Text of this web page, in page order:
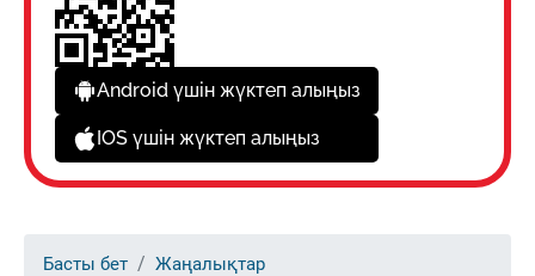
Android үшін жүктеп алыңыз
IOS үшін жүктеп алыңыз
Басты бет
Жаңалықтар